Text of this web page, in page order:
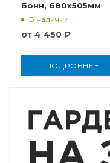
Бонн, 680x505мм
В наличии
от 4 450 ₽
ПОДРОБНЕЕ